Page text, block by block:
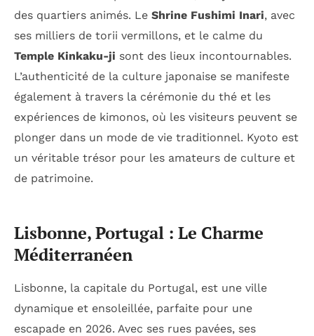
des quartiers animés. Le Shrine Fushimi Inari, avec
ses milliers de torii vermillons, et le calme du
Temple Kinkaku-ji sont des lieux incontournables.
L’authenticité de la culture japonaise se manifeste
également à travers la cérémonie du thé et les
expériences de kimonos, où les visiteurs peuvent se
plonger dans un mode de vie traditionnel. Kyoto est
un véritable trésor pour les amateurs de culture et
de patrimoine.
Lisbonne, Portugal : Le Charme
Méditerranéen
Lisbonne, la capitale du Portugal, est une ville
dynamique et ensoleillée, parfaite pour une
escapade en 2026. Avec ses rues pavées, ses